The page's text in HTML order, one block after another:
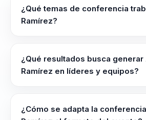
responsables de equipos a alinear
criterio y liderar con claridad en
¿Qué temas de conferencia
Ramírez?
Transformacional, Felicidad
Positiva, Transformación Cultural,
¿Qué resultados busca generar
Ramírez en líderes y equipos?
bajo presión, mejor coordinación
¿Cómo se adapta la